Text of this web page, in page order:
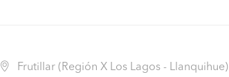
Frutillar (Región X Los Lagos - Llanquihue)